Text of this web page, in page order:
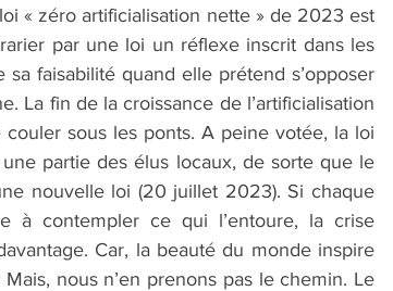
« zéro artificialisation nette » de 2023 est
par une loi un réflexe inscrit dans les
faisabilité quand elle prétend s’opposer
La fin de la croissance de l’artificialisation
sous les ponts. A peine votée, la loi
partie des élus locaux, de sorte que le
nouvelle loi (20 juillet 2023). Si chaque
à contempler ce qui l’entoure, la crise
Car, la beauté du monde inspire
nous n’en prenons pas le chemin. Le